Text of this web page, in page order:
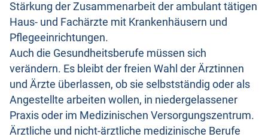
Stärkung der Zusammenarbeit der ambulant tätigen
Haus- und Fachärzte mit Krankenhäusern und
Pflegeeinrichtungen.
Auch die Gesundheitsberufe müssen sich
verändern. Es bleibt der freien Wahl der Ärztinnen
und Ärzte überlassen, ob sie selbstständig oder als
Angestellte arbeiten wollen, in niedergelassener
Praxis oder im Medizinischen Versorgungszentrum.
Ärztliche und nicht-ärztliche medizinische Berufe